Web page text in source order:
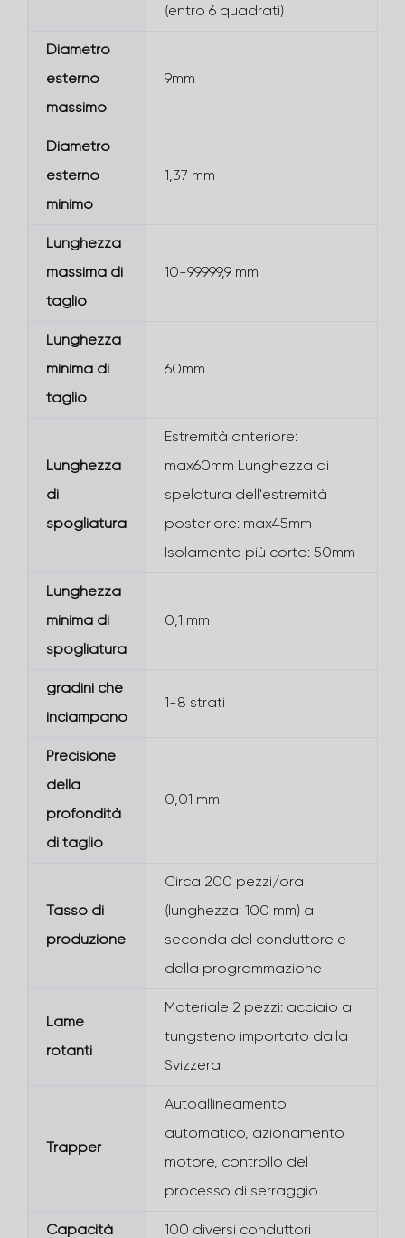
(entro 6 quadrati)
Diametro
esterno
massimo
9mm
Diametro
esterno
minimo
1,37 mm
Lunghezza
massima di
taglio
10-99999,9 mm
Lunghezza
minima di
taglio
60mm
Lunghezza
di
spogliatura
Estremità anteriore:
max60mm Lunghezza di
spelatura dell'estremità
posteriore: max45mm
Isolamento più corto: 50mm
Lunghezza
minima di
spogliatura
0,1 mm
gradini che
inciampano
1-8 strati
Precisione
della
profondità
di taglio
0,01 mm
Tasso di
produzione
Circa 200 pezzi/ora
(lunghezza: 100 mm) a
seconda del conduttore e
della programmazione
Lame
rotanti
Materiale 2 pezzi: acciaio al
tungsteno importato dalla
Svizzera
Trapper
Autoallineamento
automatico, azionamento
motore, controllo del
processo di serraggio
Capacità
100 diversi conduttori